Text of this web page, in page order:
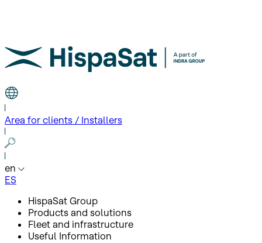
Area for clients / Installers
en
ES
HispaSat Group
Products and solutions
Fleet and infrastructure
Useful Information